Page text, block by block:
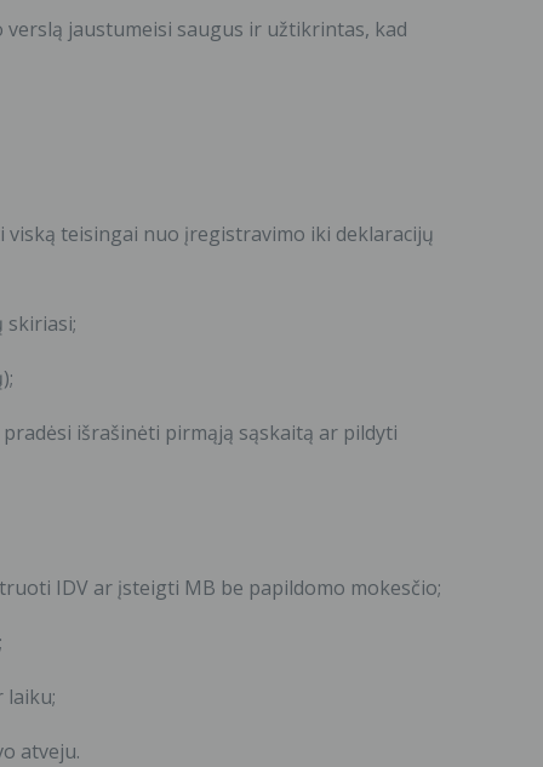
verslą jaustumeisi saugus ir užtikrintas, kad
teisingai nuo įregistravimo iki deklaracijų
skiriasi;
pradėsi išrašinėti pirmąją sąskaitą ar pildyti
IDV ar įsteigti MB be papildomo mokesčio;
laiku;
atveju.